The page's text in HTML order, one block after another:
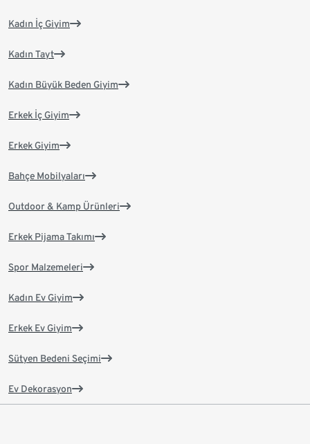
Kadın İç Giyim
Kadın Tayt
Kadın Büyük Beden Giyim
Erkek İç Giyim
Erkek Giyim
Bahçe Mobilyaları
Outdoor & Kamp Ürünleri
Erkek Pijama Takımı
Spor Malzemeleri
Kadın Ev Giyim
Erkek Ev Giyim
Sütyen Bedeni Seçimi
Ev Dekorasyon